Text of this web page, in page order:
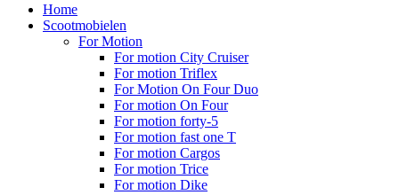
Home
Scootmobielen
For Motion
For motion City Cruiser
For motion Triflex
For Motion On Four Duo
For motion On Four
For motion forty-5
For motion fast one T
For motion Cargos
For motion Trice
For motion Dike